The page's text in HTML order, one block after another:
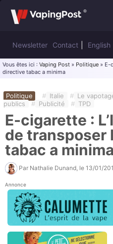
Newsletter Contact English
Vous êtes ici : Vaping Post » Politique » E-
directive tabac a minima
Politique # Italie # Le
publics
# Publicité # TPD
E-cigarette :
de transposer
tabac a minima
Par Nathalie Dunand , le 13/01/
Annonce